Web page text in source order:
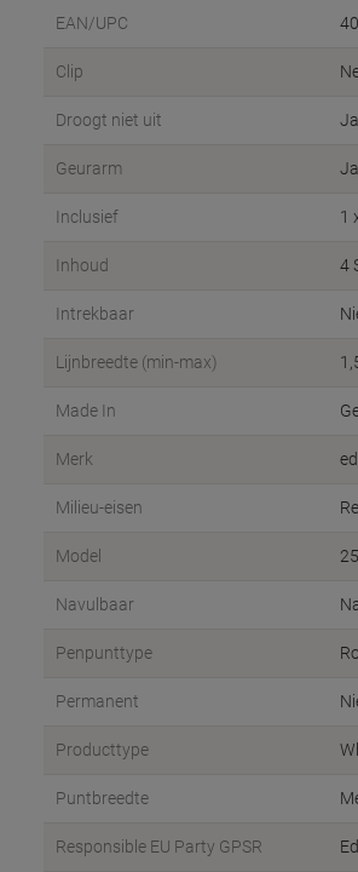
EAN/UPC
Clip
Droogt niet uit Ja
Geurarm Ja
Inclusief 1
Inhoud 4
Intrekbaar
Lijnbreedte (min-max)
Made In
Merk
Milieu-eisen
Model
Navulbaar
Penpunttype
Permanent
Producttype
Puntbreedte
Responsible EU Party GPSR